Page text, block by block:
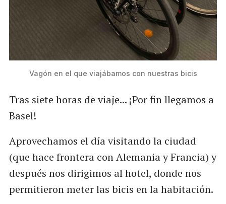
Vagón en el que viajábamos con nuestras bicis
Tras siete horas de viaje... ¡Por fin llegamos a
Basel!
Aprovechamos el día visitando la ciudad
(que hace frontera con Alemania y Francia) y
después nos dirigimos al hotel, donde nos
permitieron meter las bicis en la habitación.